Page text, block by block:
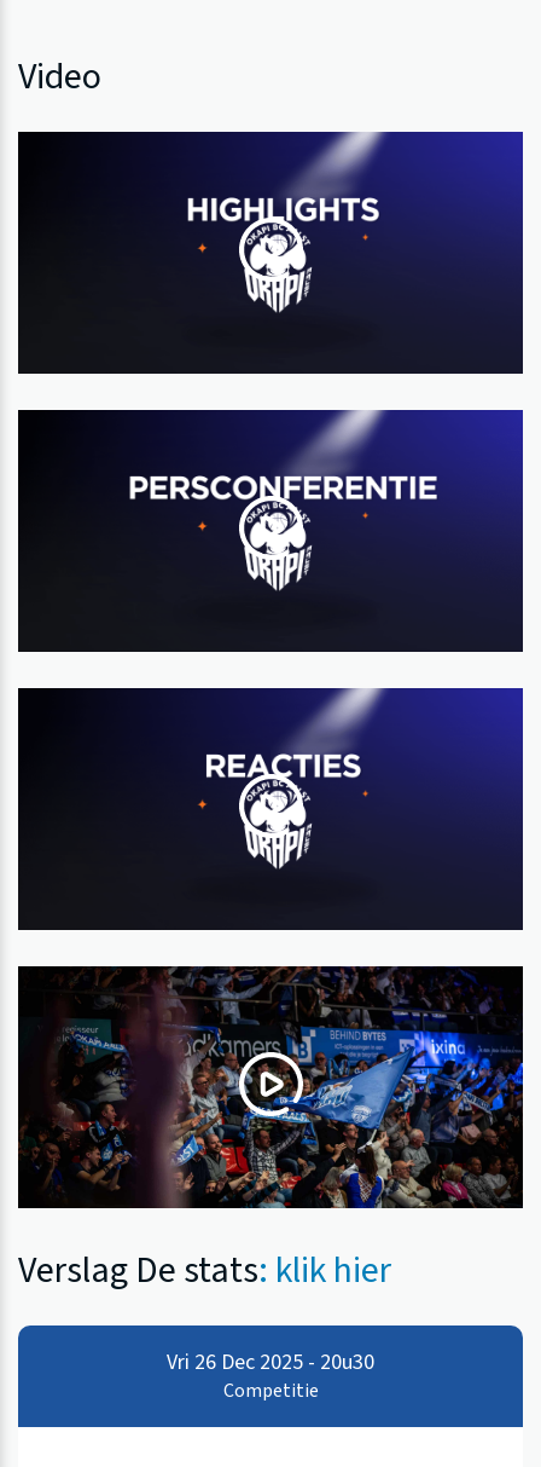
Video
Verslag De stats: klik hier
Vri 26 Dec 2025 - 20u30
Competitie